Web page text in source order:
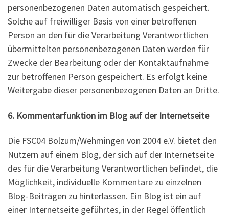
personenbezogenen Daten automatisch gespeichert.
Solche auf freiwilliger Basis von einer betroffenen
Person an den für die Verarbeitung Verantwortlichen
übermittelten personenbezogenen Daten werden für
Zwecke der Bearbeitung oder der Kontaktaufnahme
zur betroffenen Person gespeichert. Es erfolgt keine
Weitergabe dieser personenbezogenen Daten an Dritte.
6. Kommentarfunktion im Blog auf der Internetseite
Die FSC04 Bolzum/Wehmingen von 2004 e.V. bietet den
Nutzern auf einem Blog, der sich auf der Internetseite
des für die Verarbeitung Verantwortlichen befindet, die
Möglichkeit, individuelle Kommentare zu einzelnen
Blog-Beiträgen zu hinterlassen. Ein Blog ist ein auf
einer Internetseite geführtes, in der Regel öffentlich